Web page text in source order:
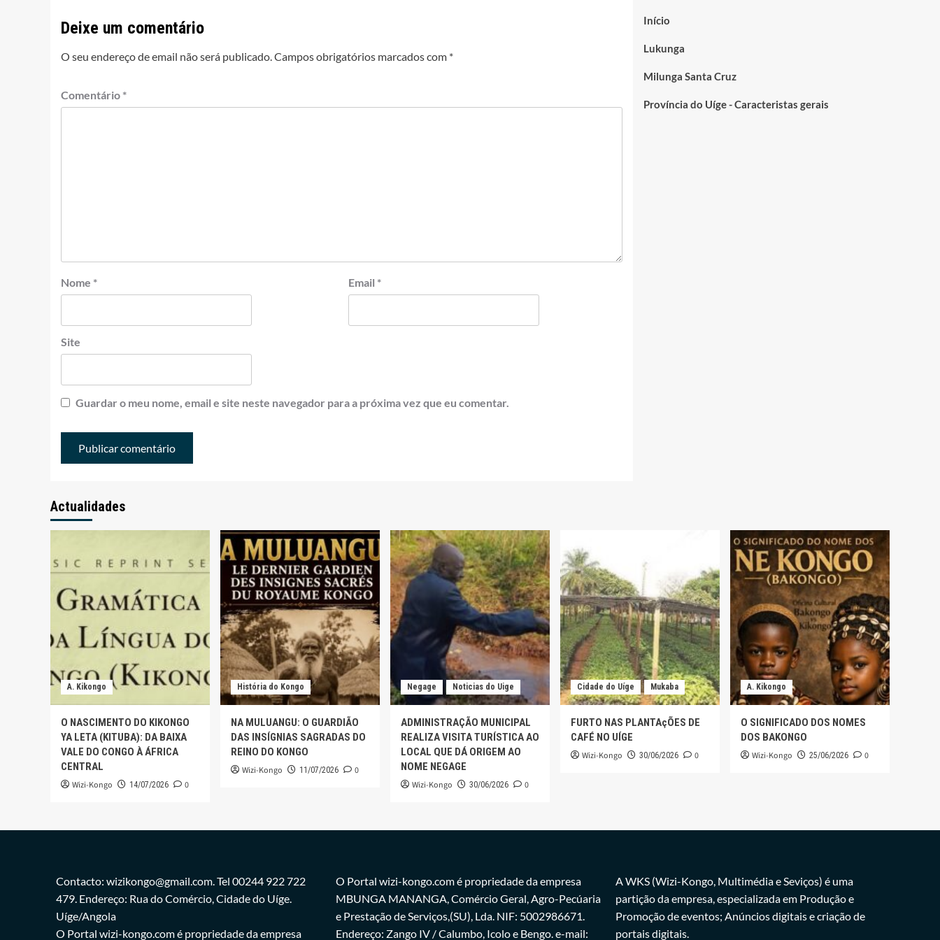
Deixe um comentário
O seu endereço de email não será publicado.Campos obrigatórios marcados com *
Comentário *
Nome * Email *
Site
Guardar o meu nome, email e site neste navegador para a próxima vez que eu comentar.
Início
Lukunga
Milunga Santa Cruz
Província do Uíge - Caracteristas gerais
Actualidades
A. Kikongo
O NASCIMENTO DO KIKONGO
YA LETA (KITUBA): DA BAIXA
VALE DO CONGO À ÁFRICA
CENTRAL
Wizi-Kongo 14/07/2026 0
História do Kongo
NA MULUANGU: O GUARDIÃO
DAS INSÍGNIAS SAGRADAS DO
REINO DO KONGO
Wizi-Kongo 11/07/2026 0
Negage Noticias do Uige
ADMINISTRAÇÃO MUNICIPAL
REALIZA VISITA TURÍSTICA AO
LOCAL QUE DÁ ORIGEM AO
NOME NEGAGE
Wizi-Kongo 30/06/2026 0
Cidade do Uíge Mukaba
FURTO NAS PLANTAçÕES DE
CAFÉ NO UÍGE
Wizi-Kongo 30/06/2026 0
A. Kikongo
O SIGNIFICADO DOS NOMES
DOS BAKONGO
Wizi-Kongo 25/06/2026 0
Contacto: wizikongo@gmail.com. Tel 00244 922 722
479. Endereço: Rua do Comércio, Cidade do Uíge.
Uíge/Angola
O Portal wizi-kongo.com é propriedade da empresa
O Portal wizi-kongo.com é propriedade da empresa
MBUNGA MANANGA, Comércio Geral, Agro-Pecúaria
e Prestação de Serviços,(SU), Lda. NIF: 5002986671.
Endereço: Zango IV / Calumbo, Icolo e Bengo. e-mail:
A WKS (Wizi-Kongo, Multimédia e Seviços) é uma
partição da empresa, especializada em Produção e
Promoção de eventos; Anúncios digitais e criação de
portais digitais.